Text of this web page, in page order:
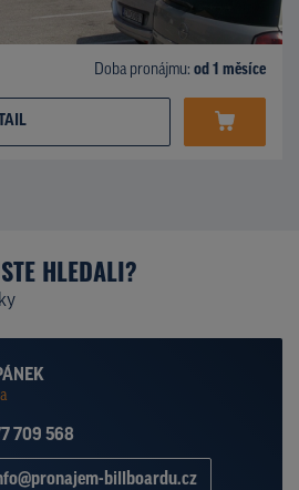
Doba pronájmu: od 1 měsíce
HLEDALI?
709 568
billboardu.cz